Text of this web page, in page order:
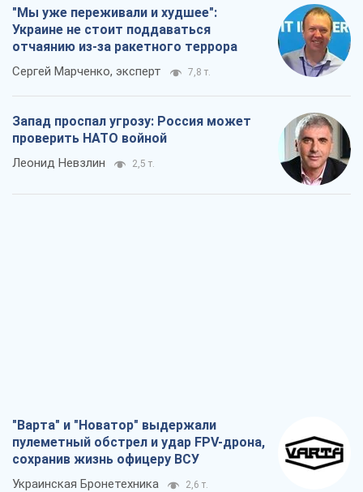
"Мы уже переживали и худшее":
Украине не стоит поддаваться
отчаянию из-за ракетного террора
Сергей Марченко, эксперт 7,8 т.
Запад проспал угрозу: Россия может
проверить НАТО войной
Леонид Невзлин 2,5 т.
"Варта" и "Новатор" выдержали
пулеметный обстрел и удар FPV-дрона,
сохранив жизнь офицеру ВСУ
Украинская Бронетехника 2,6 т.